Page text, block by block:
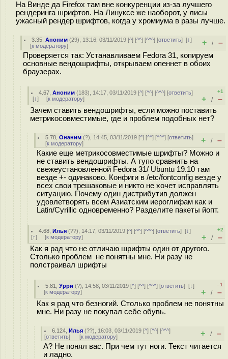
На Винде да Firefox там вне конкуренции из-за лучшего
рендеринга шрифтов. На Линуксе же наоборот, у лисы
ужасный рендер шрифтов, когда у хромиума в разы лучше.
3.35 ,Аноним (29), 13:16, 03/11/2019 [^] [^^] [^^^] [ответить][↓]
[к модератору] + / –
Проверяется так: Устанавливаем Fedora 31, копируем
основные вендошрифты, открываем опеннет в обоих
браузерах.
4.67 ,Аноним (183), 14:17, 03/11/2019 [^] [^^] [^^^] [ответить]
[↓] [к модератору]
+1
+ / –
Зачем ставить вендошрифты, если можно поставить
метрикосовместимые, где и проблем подобных нет?
5.78 ,Онаним (?), 14:45, 03/11/2019 [^] [^^] [^^^] [ответить]
[к модератору] + / –
Какие еще метрикосовместимые шрифты? Можно и
не ставить вендошрифты. А тупо сравнить на
свежеустановленной Fedora 31/ Ubuntu 19.10 там
везде +- одинаково. Конфиги в /etc/fontconfig везде у
всех свои трешаковые и никто не хочет исправлять
ситуацию. Почему один дистрибутив должен
удовлетворять всем Азиатским иероглифам как и
Latin/Cyrillic одновременно? Разделите пакеты йопт.
4.68 ,Илья (??), 14:17, 03/11/2019 [^] [^^] [^^^] [ответить][↓]
[↑] [к модератору]
+2
+ / –
Как я рад что не отличаю шрифты один от другого.
Столько проблем не понятны мне. Ни разу не
полстраивал шрифты
5.81 ,Урри (?), 14:58, 03/11/2019 [^] [^^] [^^^] [ответить][↓]
[к модератору]
–1
+ / –
Как я рад что безногий. Столько проблем не понятны
мне. Ни разу не покупал себе обувь.
6.124 ,Илья (??), 16:03, 03/11/2019 [^] [^^] [^^^]
[ответить] [к модератору] + / –
А? Не понял вас. При чем тут ноги. Текст читается
и ладно.